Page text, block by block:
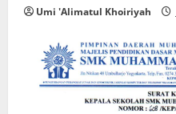
Umi 'Alimatul Khoiriyah